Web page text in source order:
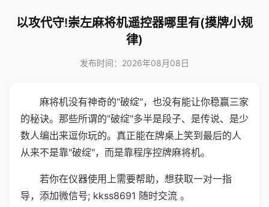
以攻代守!崇左麻将机遥控器哪里有(摸牌小规
律)
发布时间：2026年08月08日
麻将机没有神奇的"破绽"，也没有能让你稳赢三家
的秘诀。那些所谓的"破绽"多半是段子、是传说、是少
数人编出来逗你玩的。真正能在牌桌上笑到最后的人
从来不是靠"破绽"，而是靠程序控牌麻将机。
若你在仪器使用上需要帮助，想获取一对一指
导，添加微信号; kkss8691 随时交流 。